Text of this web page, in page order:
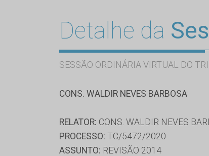
Detalhe da
SESSÃO ORDINÁRIA VIRTUAL DO
CONS. WALDIR NEVES BARBOSA
RELATOR: CONS. WALDIR NEVES
PROCESSO: TC/5472/2020
ASSUNTO: REVISÃO 2014